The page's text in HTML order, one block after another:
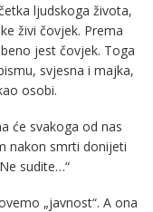
ljudskoga života,
živi čovjek. Prema
jest čovjek. Toga
svjesna i majka,
osobi.
će svakoga od nas
nakon smrti donijeti
sudite…“
„javnost“. A ona